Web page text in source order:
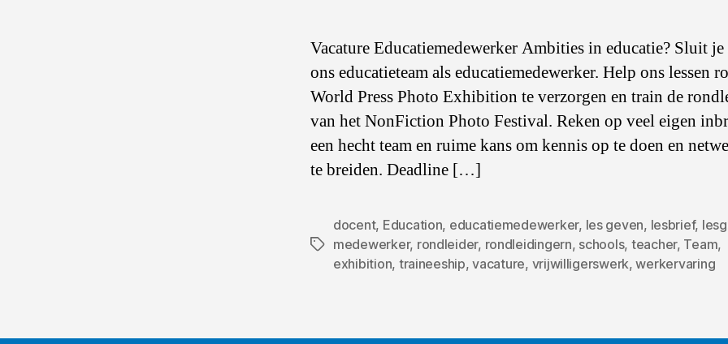
Vacature Educatiemedewerker Ambities in educatie? Sluit je
ons educatieteam als educatiemedewerker. Help ons lessen
World Press Photo Exhibition te verzorgen en train de
van het NonFiction Photo Festival. Reken op veel eigen
een hecht team en ruime kans om kennis op te doen en
te breiden. Deadline […]
Tags
docent, Education, educatiemedewerker, les geven, lesbrief,
medewerker, rondleider, rondleidingern, schools, teacher, Team,
exhibition, traineeship,vacature, vrijwilligerswerk,werkervaring